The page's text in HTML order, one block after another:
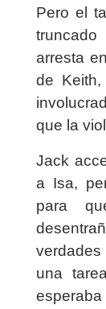
Pero el
arresta
de
que la
Jack
a Isa,
para
una